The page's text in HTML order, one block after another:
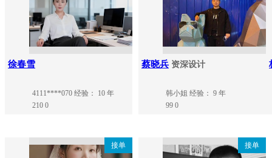
徐春雪
4111****070 经验： 10 年
210 0
蔡晓兵 资深设计
韩小姐 经验： 9 年
99 0
接单 接单